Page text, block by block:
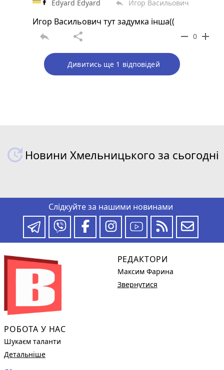
Edyard Edyard reply Игор Васильович
Игор Васильович тут задумка інша((
reply share remove 0 add
Дивитись ще 1 відповідей
Новини Хмельницького за сьогодні
Слідкуйте за нашими новинами
РОБОТА У НАС
Шукаєм таланти
Детальніше
РЕДАКТОРИ
Максим Фарина
Звернутися